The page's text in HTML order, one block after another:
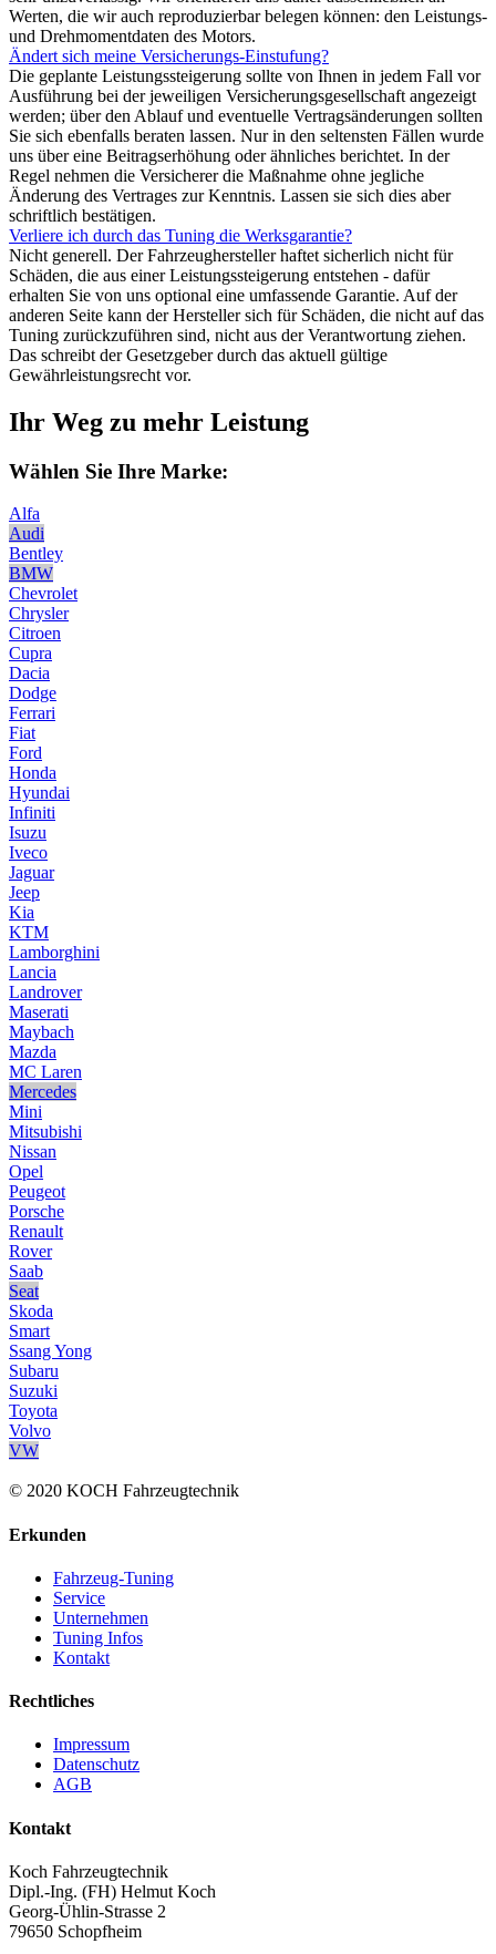
Werten, die wir auch reproduzierbar belegen können: den Leistungs-
und Drehmomentdaten des Motors.
Ändert sich meine Versicherungs-Einstufung?
Die geplante Leistungssteigerung sollte von Ihnen in jedem Fall vor
Ausführung bei der jeweiligen Versicherungsgesellschaft angezeigt
werden; über den Ablauf und eventuelle Vertragsänderungen sollten
Sie sich ebenfalls beraten lassen. Nur in den seltensten Fällen wurde
uns über eine Beitragserhöhung oder ähnliches berichtet. In der
Regel nehmen die Versicherer die Maßnahme ohne jegliche
Änderung des Vertrages zur Kenntnis. Lassen sie sich dies aber
schriftlich bestätigen.
Verliere ich durch das Tuning die Werksgarantie?
Nicht generell. Der Fahrzeughersteller haftet sicherlich nicht für
Schäden, die aus einer Leistungssteigerung entstehen - dafür
erhalten Sie von uns optional eine umfassende Garantie. Auf der
anderen Seite kann der Hersteller sich für Schäden, die nicht auf das
Tuning zurückzuführen sind, nicht aus der Verantwortung ziehen.
Das schreibt der Gesetzgeber durch das aktuell gültige
Gewährleistungsrecht vor.
Ihr Weg zu mehr Leistung
Wählen Sie Ihre Marke:
Alfa
Audi
Bentley
BMW
Chevrolet
Chrysler
Citroen
Cupra
Dacia
Dodge
Ferrari
Fiat
Ford
Honda
Hyundai
Infiniti
Isuzu
Iveco
Jaguar
Jeep
Kia
KTM
Lamborghini
Lancia
Landrover
Maserati
Maybach
Mazda
MC Laren
Mercedes
Mini
Mitsubishi
Nissan
Opel
Peugeot
Porsche
Renault
Rover
Saab
Seat
Skoda
Smart
Ssang Yong
Subaru
Suzuki
Toyota
Volvo
VW
© 2020 KOCH Fahrzeugtechnik
Erkunden
Fahrzeug-Tuning
Service
Unternehmen
Tuning Infos
Kontakt
Rechtliches
Impressum
Datenschutz
AGB
Kontakt
Koch Fahrzeugtechnik
Dipl.-Ing. (FH) Helmut Koch
Georg-Ühlin-Strasse 2
79650 Schopfheim